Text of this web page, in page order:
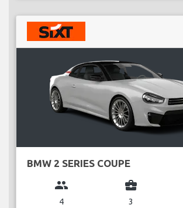
BMW 2 SERIES COUPE
group
4
business_center
3